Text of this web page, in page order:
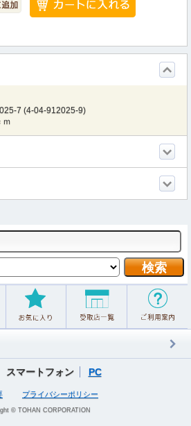
7 (4-04-912025-9)
ｍ
スマートフォン PC
プライバシーポリシー
© TOHAN CORPORATION